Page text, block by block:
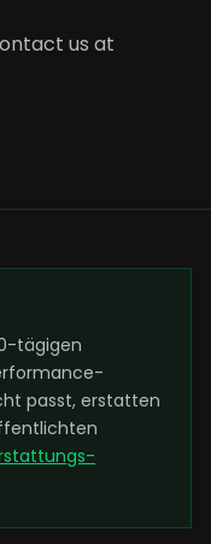
us at
tägigen
passt, erstatten